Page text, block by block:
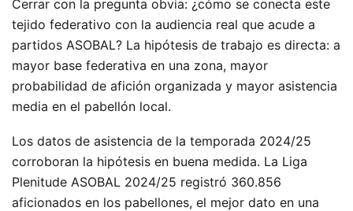
Cerrar con la pregunta obvia: ¿cómo se conecta este
tejido federativo con la audiencia real que acude a
partidos ASOBAL? La hipótesis de trabajo es directa: a
mayor base federativa en una zona, mayor
probabilidad de afición organizada y mayor asistencia
media en el pabellón local.
Los datos de asistencia de la temporada 2024/25
corroboran la hipótesis en buena medida. La Liga
Plenitude ASOBAL 2024/25 registró 360.856
aficionados en los pabellones, el mejor dato en una